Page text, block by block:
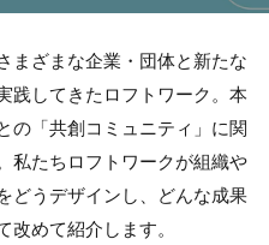
まざまな企業・団体と新たな
践してきたロフトワーク。本
の「共創コミュニティ」に関
私たちロフトワークが組織や
どうデザインし、どんな成果
改めて紹介します。